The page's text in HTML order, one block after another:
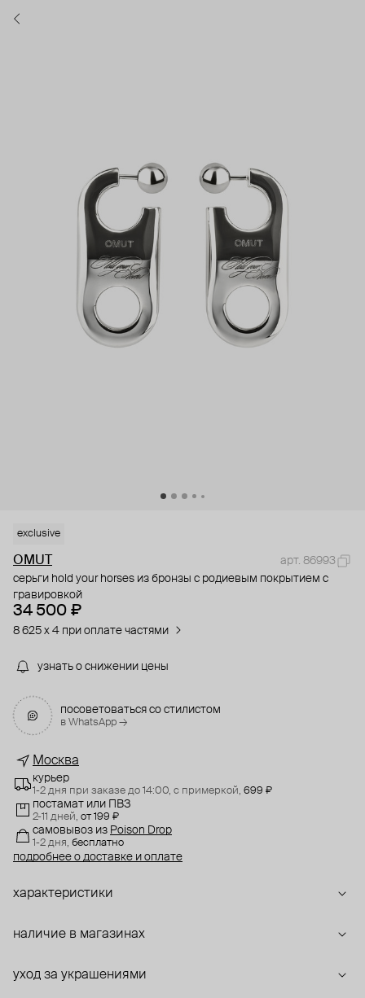
exclusive
OMUT
арт. 86993
серьги hold your horses из бронзы с родиевым покрытием с
гравировкой
34 500 ₽
8 625 x 4 при оплате частями
узнать о снижении цены
посоветоваться со стилистом
в WhatsApp →
Москва
курьер
1-2 дня при заказе до 14:00, с примеркой, 699 ₽
постамат или ПВЗ
2-11 дней, от 199 ₽
самовывоз из Poison Drop
1-2 дня, бесплатно
подробнее о доставке и оплате
характеристики
наличие в магазинах
уход за украшениями